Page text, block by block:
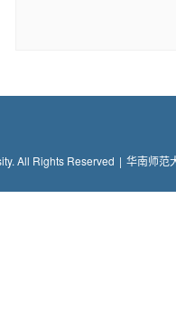
All Rights Reserved | 华南师范